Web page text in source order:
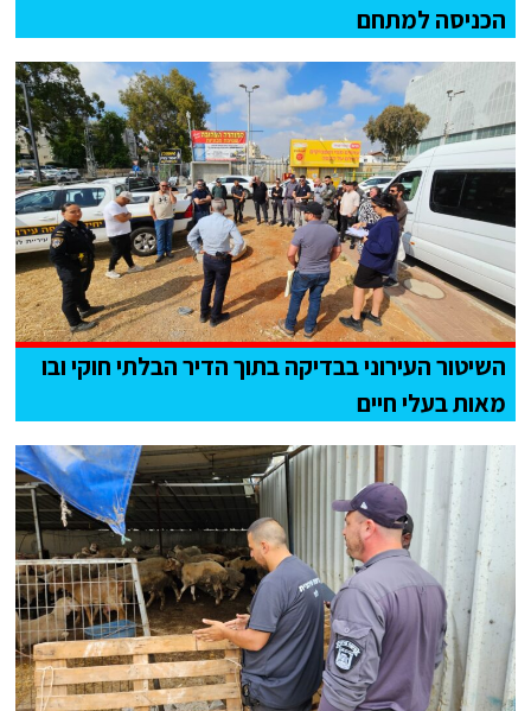
הכניסה למתחם
השיטור העירוני בבדיקה בתוך הדיר הבלתי חוקי ובו
מאות בעלי חיים